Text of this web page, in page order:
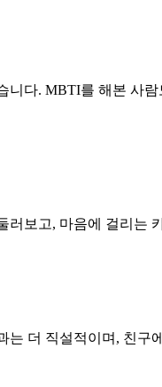
다. MBTI를 해본 사
보고, 마음에 걸리는
더 직설적이며, 친구